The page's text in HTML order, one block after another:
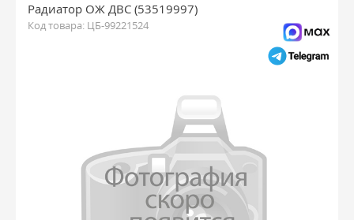
Радиатор ОЖ ДВС (53519997)
Код товара: ЦБ-99221524